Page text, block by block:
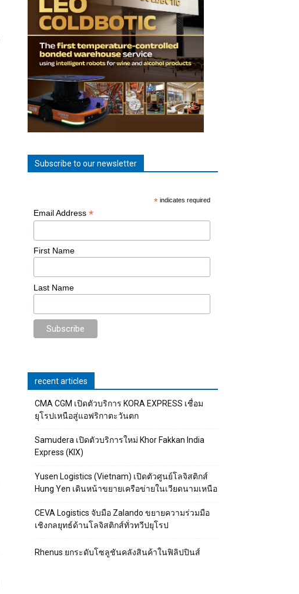
Subscribe to our newsletter
* indicates required
Email Address *
First Name
Last Name
recent articles
CMA CGM เปิดตัวบริการ KORA EXPRESS เชื่อม
ยุโรปเหนือสู่แอฟริกาตะวันตก
Samudera เปิดตัวบริการใหม่ Khor Fakkan India
Express (KIX)
Yusen Logistics (Vietnam) เปิดตัวศูนย์โลจิสติกส์
Hung Yen เดินหน้าขยายเครือข่ายในเวียดนามเหนือ
CEVA Logistics จับมือ Zalando ขยายความร่วมมือ
เชิงกลยุทธ์ด้านโลจิสติกส์ทั่วทวีปยุโรป
Rhenus ยกระดับโซลูชันคลังสินค้าในฟิลิปปินส์